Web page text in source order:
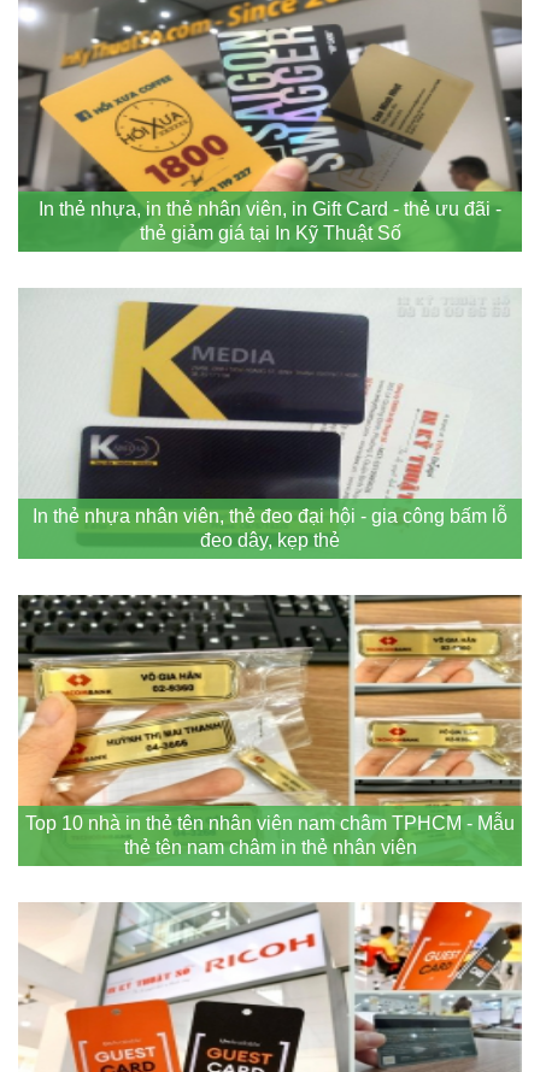
In thẻ nhựa, in thẻ nhân viên, in Gift Card - thẻ ưu đãi -
thẻ giảm giá tại In Kỹ Thuật Số
In thẻ nhựa nhân viên, thẻ đeo đại hội - gia công bấm lỗ
đeo dây, kẹp thẻ
Top 10 nhà in thẻ tên nhân viên nam châm TPHCM - Mẫu
thẻ tên nam châm in thẻ nhân viên